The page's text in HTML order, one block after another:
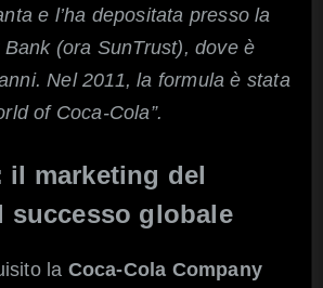
e l’ha depositata presso la
(ora SunTrust), dove è
Nel 2011, la formula è stata
of Coca-Cola”.
il marketing del
successo globale
la Coca-Cola Company